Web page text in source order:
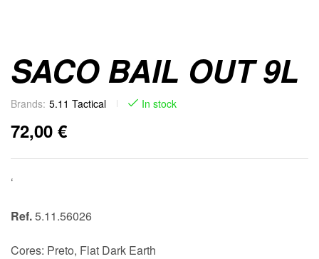
SACO BAIL OUT 9L
Brands: 5.11 Tactical In stock
72,00 €
‘
Ref.5.11.56026
Cores: Preto, Flat Dark Earth